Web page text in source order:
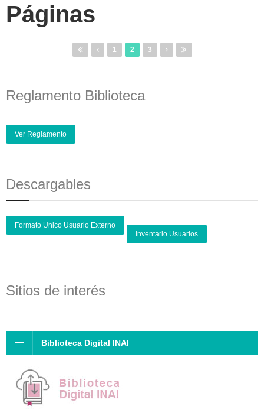
Páginas
1 2 3
Reglamento Biblioteca
Ver Reglamento
Descargables
Formato Unico Usuario Externo
Inventario Usuarios
Sitios de interés
Biblioteca Digital INAI